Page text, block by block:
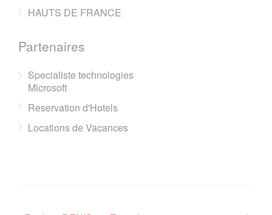
HAUTS DE FRANCE
Partenaires
Specialiste technologies
Microsoft
Reservation d'Hotels
Locations de Vacances